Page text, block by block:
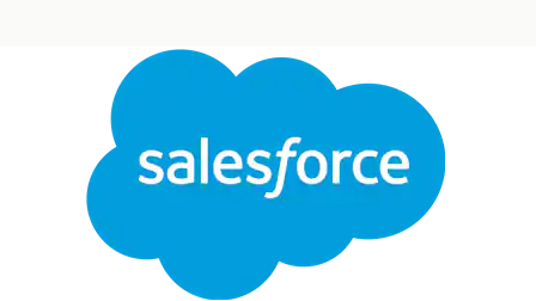
Questo modello crea un record richiesta di
controllabile. Rivedere gli elementi inclusi nel
Attributi di accettazione
Il modulo di accettazione per questo modello
Nome e numero della sala riunioni: Nome e
Numero piano: Il piano specifico all'interno
Nome edificio: Il nome dell'edificio in cui si trova